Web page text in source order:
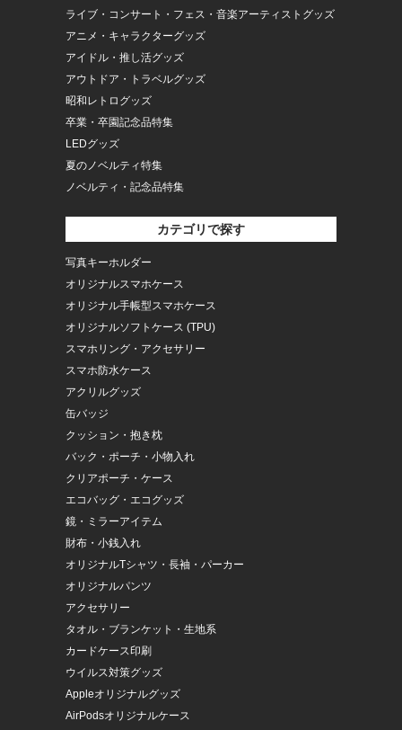
ライブ・コンサート・フェス・音楽アーティストグッズ
アニメ・キャラクターグッズ
アイドル・推し活グッズ
アウトドア・トラベルグッズ
昭和レトログッズ
卒業・卒園記念品特集
LEDグッズ
夏のノベルティ特集
ノベルティ・記念品特集
カテゴリで探す
写真キーホルダー
オリジナルスマホケース
オリジナル手帳型スマホケース
オリジナルソフトケース (TPU)
スマホリング・アクセサリー
スマホ防水ケース
アクリルグッズ
缶バッジ
クッション・抱き枕
バック・ポーチ・小物入れ
クリアポーチ・ケース
エコバッグ・エコグッズ
鏡・ミラーアイテム
財布・小銭入れ
オリジナルTシャツ・長袖・パーカー
オリジナルパンツ
アクセサリー
タオル・ブランケット・生地系
カードケース印刷
ウイルス対策グッズ
Appleオリジナルグッズ
AirPodsオリジナルケース